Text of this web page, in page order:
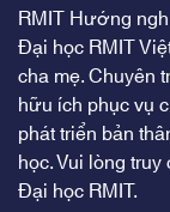
RMIT Hướng
Đại học RMIT
cha mẹ. Chuyên
hữu ích phục vụ
phát triển bản
học. Vui lòng truy
Đại học RMIT.